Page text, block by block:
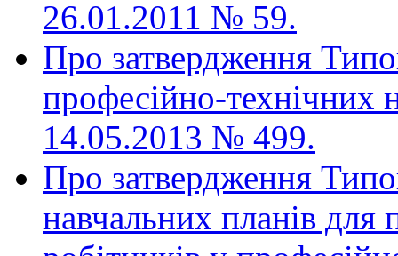
26.01.2011 № 59.
Про затвердження
професійно-технічних
14.05.2013 № 499.
Про затвердження
навчальних планів для